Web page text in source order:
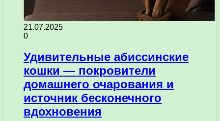
21.07.2025
0
Удивительные абиссинские
кошки — покровители
домашнего очарования и
источник бесконечного
вдохновения